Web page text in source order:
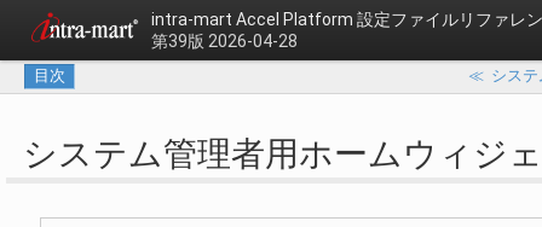
intra-mart Accel Platform 設定ファイルリファレ
第39版 2026-04-28
目次 ≪ シス
システム管理者用ホームウィジ